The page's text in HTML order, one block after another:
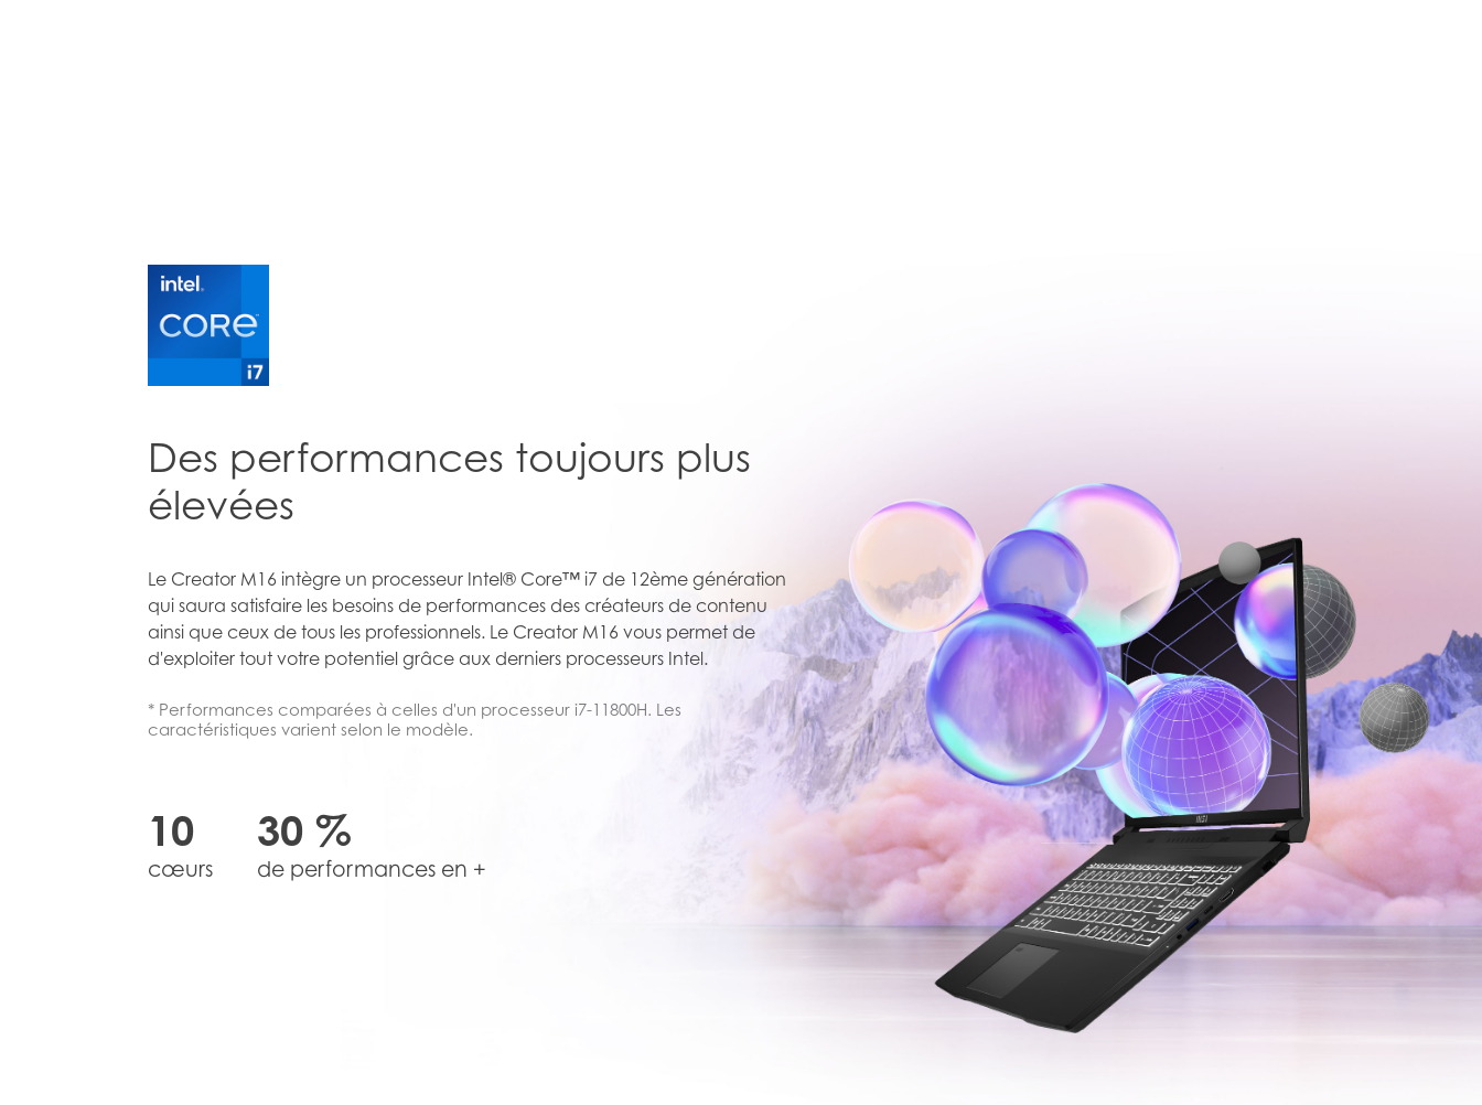
Des performances toujours plus
élevées
Le Creator M16 intègre un processeur Intel® Core™ i7 de 12ème génération
qui saura satisfaire les besoins de performances des créateurs de contenu
ainsi que ceux de tous les professionnels. Le Creator M16 vous permet de
d'exploiter tout votre potentiel grâce aux derniers processeurs Intel.
* Performances comparées à celles d'un processeur i7-11800H. Les
caractéristiques varient selon le modèle.
10
cœurs
30 %
de performances en +